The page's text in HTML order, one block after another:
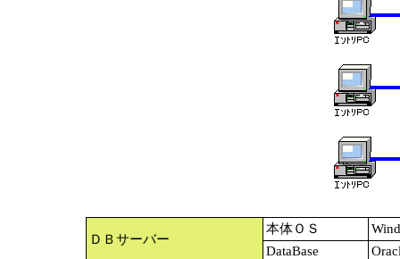
ＤＢサーバー
本体ＯＳ
DataBase